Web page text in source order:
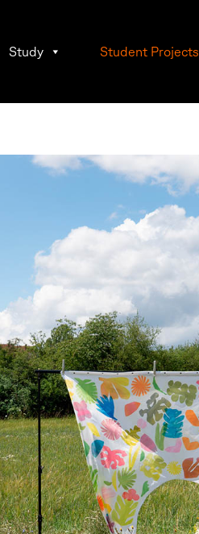
Study Student Projects